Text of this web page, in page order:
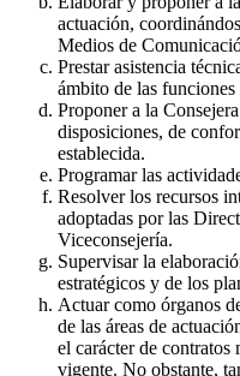
actuación,
Medios de
Prestar asistencia
ámbito de las funciones
Proponer a la
disposiciones, de
establecida.
Programar las
Resolver los recursos
adoptadas por las
Viceconsejería.
Supervisar la
estratégicos y de los
Actuar como órganos
de las áreas de
el carácter de contratos
vigente. No obstante,